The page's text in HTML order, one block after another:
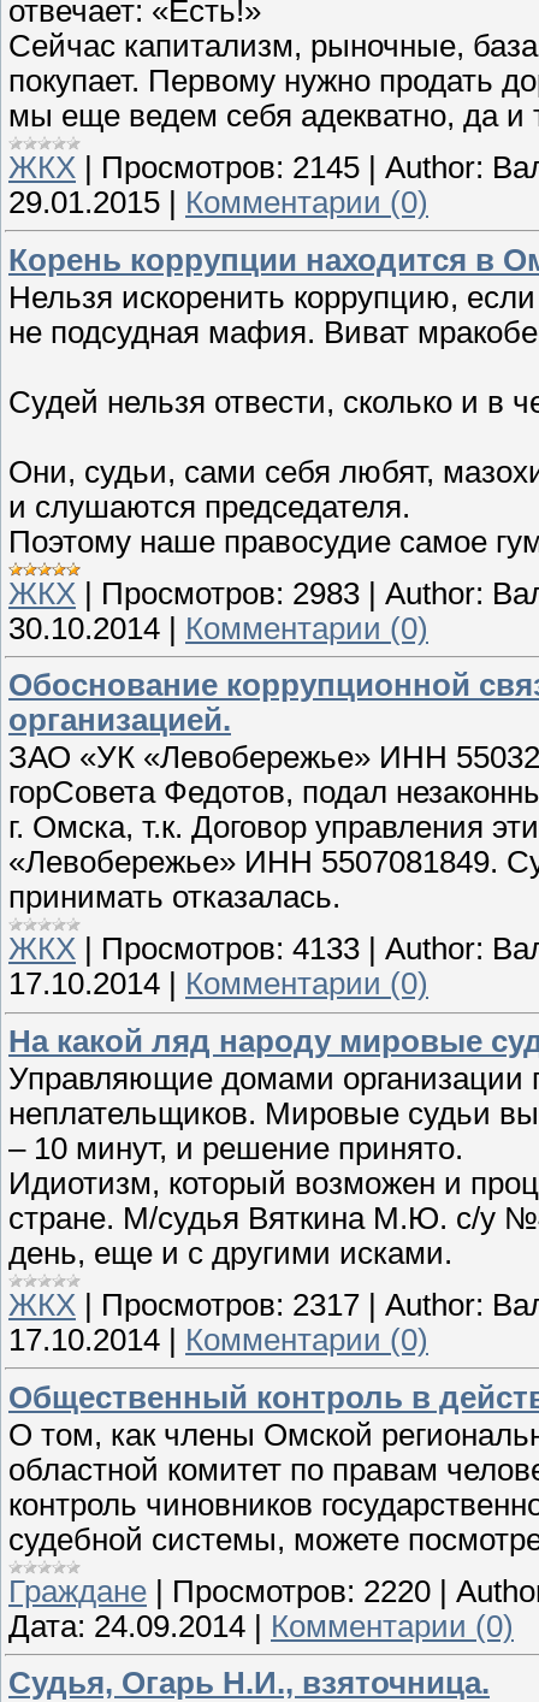
отвечает: «Есть!»
Сейчас капитализм, рыночные,
покупает. Первому нужно продать
мы еще ведем себя адекватно, да и
ЖКХ
Просмотров: 2145 Author:
29.01.2015
Комментарии (0)
Корень коррупции находится в
Нельзя искоренить коррупцию,
не подсудная мафия. Виват
Судей нельзя отвести, сколько и в
Они, судьи, сами себя любят,
и слушаются председателя.
Поэтому наше правосудие самое
ЖКХ
Просмотров: 2983 Author:
30.10.2014
Комментарии (0)
Обоснование коррупционной
организацией.
ЗАО «УК «Левобережье» ИНН
горСовета Федотов, подал
г. Омска, т.к. Договор управления
«Левобережье» ИНН 5507081849.
принимать отказалась.
ЖКХ
Просмотров: 4133 Author:
17.10.2014
Комментарии (0)
На какой ляд народу мировые
Управляющие домами организации
неплательщиков. Мировые судьи
– 10 минут, и решение принято.
Идиотизм, который возможен и
стране. М/судья Вяткина М.Ю. с/у
день, еще и с другими исками.
ЖКХ
Просмотров: 2317 Author:
17.10.2014
Комментарии (0)
Общественный контроль в
О том, как члены Омской
областной комитет по правам
контроль чиновников
судебной системы, можете
Граждане | Просмотров: 2220 |
Дата: 24.09.2014 | Комментарии (0)
Судья, Огарь Н.И., взяточница.